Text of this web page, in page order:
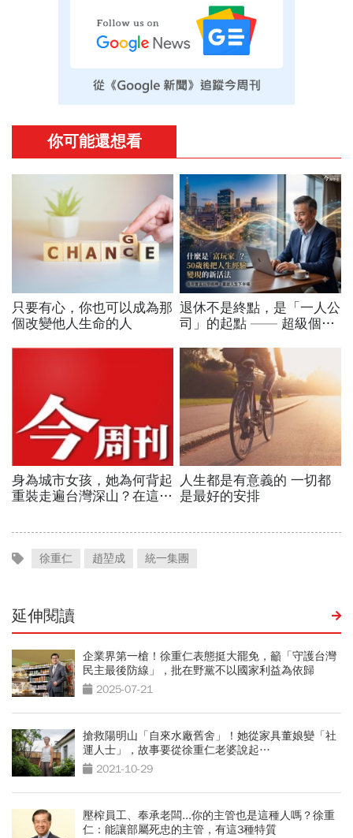
徐重仁 趙堃成 統一集團
延伸閱讀
企業界第一槍！徐重仁表態挺大罷免，籲「守護台灣
民主最後防線」，批在野黨不以國家利益為依歸
2025-07-21
搶救陽明山「自來水廠舊舍」！她從家具董娘變「社
運人士」，故事要從徐重仁老婆說起…
2021-10-29
壓榨員工、奉承老闆...你的主管也是這種人嗎？徐重
仁：能讓部屬死忠的主管，有這3種特質